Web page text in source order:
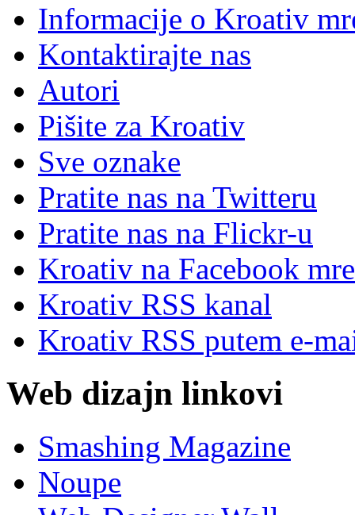
Informacije o Kroativ
Kontaktirajte nas
Autori
Pišite za Kroativ
Sve oznake
Pratite nas na Twitteru
Pratite nas na Flickr-u
Kroativ na Facebook
Kroativ RSS kanal
Kroativ RSS putem e-
Web dizajn linkovi
Smashing Magazine
Noupe